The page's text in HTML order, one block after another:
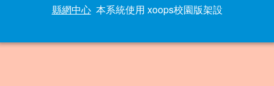
縣網中心本系統使用 xoops校園版架設